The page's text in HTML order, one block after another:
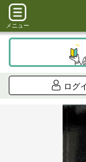
メニュー
ログ